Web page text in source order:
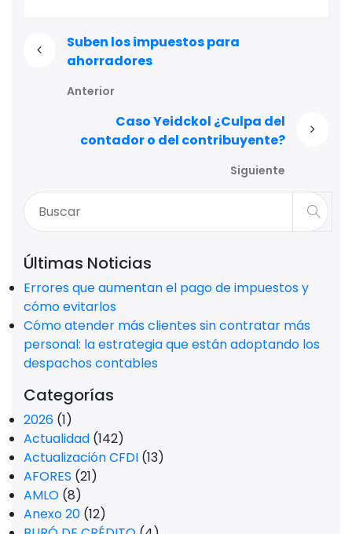
Suben los impuestos para
ahorradores
Anterior
Caso Yeidckol ¿Culpa del
contador o del contribuyente?
Siguiente
Últimas Noticias
Errores que aumentan el pago de impuestos y
cómo evitarlos
Cómo atender más clientes sin contratar más
personal: la estrategia que están adoptando los
despachos contables
Categorías
2026 (1)
Actualidad (142)
Actualización CFDI (13)
AFORES (21)
AMLO (8)
Anexo 20 (12)